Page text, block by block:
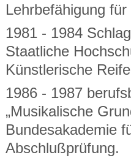
Lehrbefähigung
1981 - 1984
Staatliche
Künstlerische
1986 - 1987
„Musikalische
Bundesakademie
Abschlußprüfung.